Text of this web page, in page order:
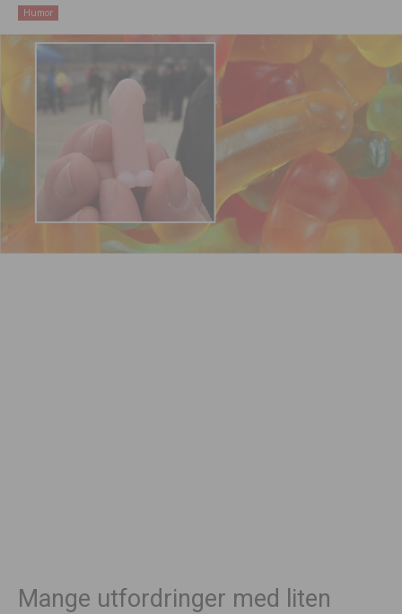
Humor
Mange utfordringer med liten